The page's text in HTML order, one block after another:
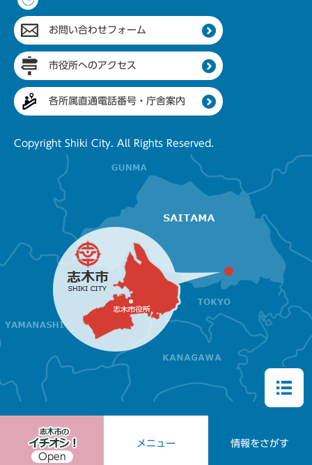
Open
メニュー 情報をさがす
お問い合わせフォーム
市役所へのアクセス
各所属直通電話番号・庁舎案内
Copyright Shiki City. All Rights Reserved.